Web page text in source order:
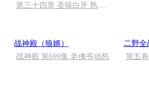
第三十四章 圣狼白牙 熟睡
战神殿（狼婿）
战神殿 第699集 老佛爷动怒
二野全
第五